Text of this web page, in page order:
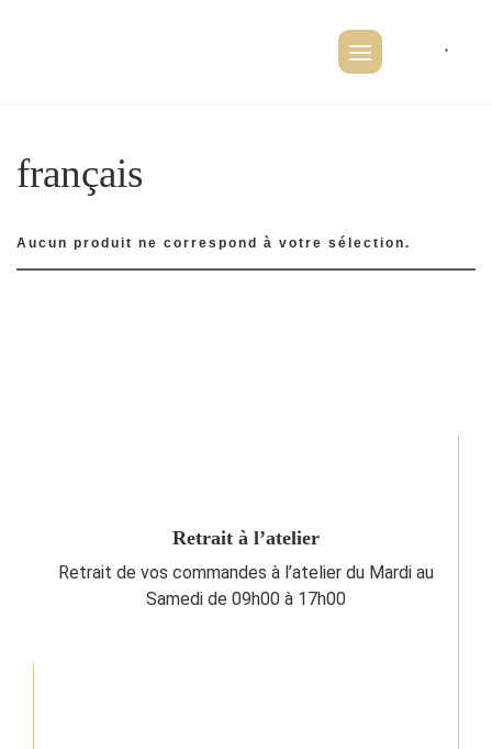
content
français
Aucun produit ne correspond à votre sélection.
Retrait à l’atelier
Retrait de vos commandes à l’atelier du Mardi au
Samedi de 09h00 à 17h00